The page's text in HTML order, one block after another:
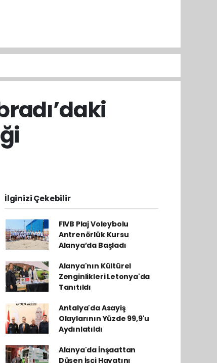
İlginizi Çekebilir
FIVB Plaj Voleybolu
Antrenörlük Kursu
Alanya’da Başladı
Alanya'nın Kültürel
Zenginlikleri Letonya'da
Tanıtıldı
Antalya'da Asayiş
Olaylarının Yüzde 99,9'u
Aydınlatıldı
Alanya'da İnşaattan
Düşen İşçi Hayatını